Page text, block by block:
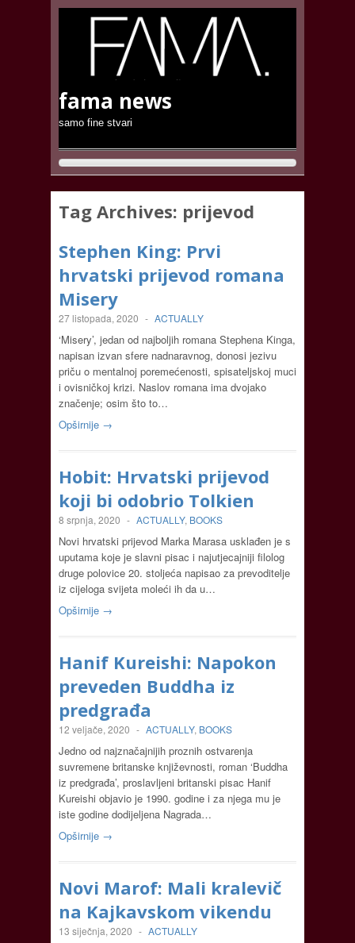
fama news
samo fine stvari
Tag Archives: prijevod
Stephen King: Prvi
hrvatski prijevod romana
Misery
27 listopada, 2020 - ACTUALLY
‘Misery’, jedan od najboljih romana Stephena Kinga,
napisan izvan sfere nadnaravnog, donosi jezivu
priču o mentalnoj poremećenosti, spisateljskoj muci
i ovisničkoj krizi. Naslov romana ima dvojako
značenje; osim što to…
Opširnije →
Hobit: Hrvatski prijevod
koji bi odobrio Tolkien
8 srpnja, 2020 - ACTUALLY, BOOKS
Novi hrvatski prijevod Marka Marasa usklađen je s
uputama koje je slavni pisac i najutjecajniji filolog
druge polovice 20. stoljeća napisao za prevoditelje
iz cijeloga svijeta moleći ih da u…
Opširnije →
Hanif Kureishi: Napokon
preveden Buddha iz
predgrađa
12 veljače, 2020 - ACTUALLY, BOOKS
Jedno od najznačajnijih proznih ostvarenja
suvremene britanske književnosti, roman ‘Buddha
iz predgrađa’, proslavljeni britanski pisac Hanif
Kureishi objavio je 1990. godine i za njega mu je
iste godine dodijeljena Nagrada…
Opširnije →
Novi Marof: Mali kralevič
na Kajkavskom vikendu
13 siječnja, 2020 - ACTUALLY